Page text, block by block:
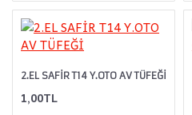
2.EL SAFİR T14 Y.OTO AV TÜFEĞİ
1,00TL